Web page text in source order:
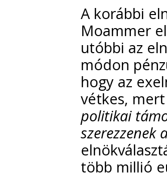
A korábbi
Moammer
utóbbi az
módon
hogy az
vétkes, mert
politikai
szerezzenek
több millió